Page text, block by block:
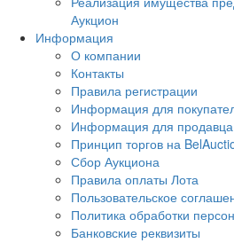
Аукцион
Информация
О компании
Контакты
Правила регистрации
Информация для
Информация для продавца
Принцип торгов на
Сбор Аукциона
Правила оплаты Лота
Пользовательское
Политика обработки
Банковские реквизиты